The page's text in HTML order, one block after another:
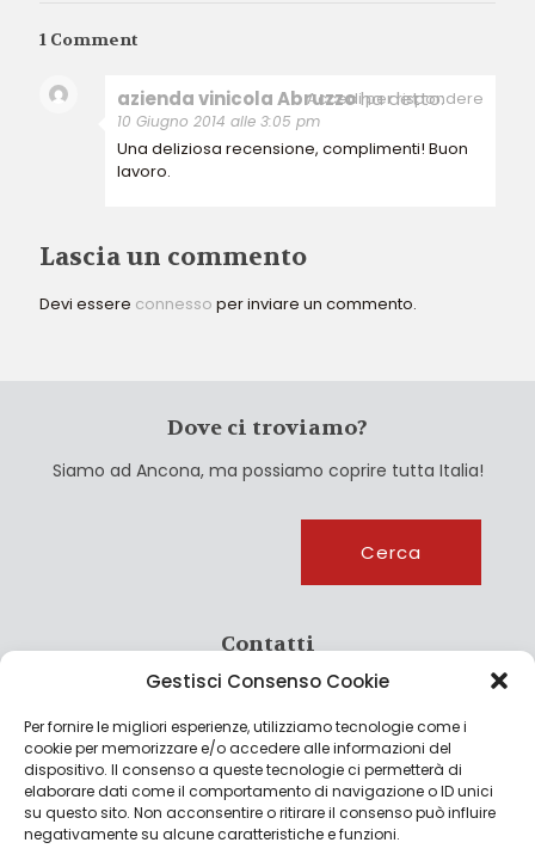
Gestisci Consenso Cookie
Per fornire le migliori esperienze, utilizziamo tecnologie come i
cookie per memorizzare e/o accedere alle informazioni del
dispositivo. Il consenso a queste tecnologie ci permetterà di
elaborare dati come il comportamento di navigazione o ID unici
su questo sito. Non acconsentire o ritirare il consenso può influire
negativamente su alcune caratteristiche e funzioni.
1 Comment
azienda vinicola Abruzzoha detto:
10 Giugno 2014 alle 3:05 pm
Una deliziosa recensione, complimenti! Buon
lavoro.
Accedi per rispondere
Lascia un commento
Devi essere connesso per inviare un commento.
Dove ci troviamo?
Siamo ad Ancona, ma possiamo coprire tutta Italia!
Cerca
Contatti
info@culturagroalimentare.com
Note legali
Privacy Policy